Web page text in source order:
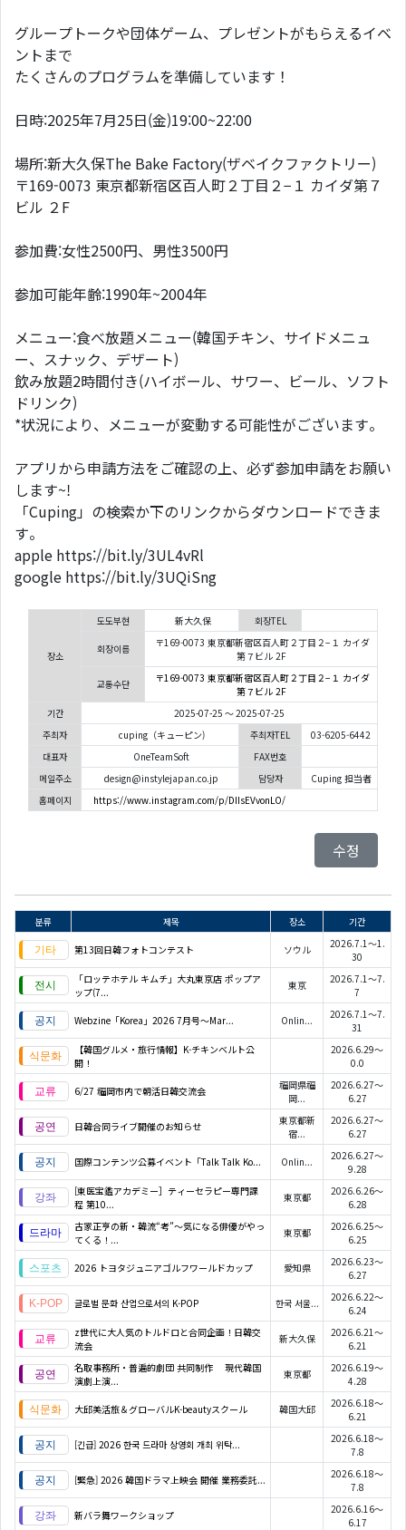
グループトークや団体ゲーム、プレゼントがもらえるイベ
ントまで
たくさんのプログラムを準備しています！
日時:2025年7月25日(金)19:00~22:00
場所:新大久保The Bake Factory(ザベイクファクトリー)
〒169-0073 東京都新宿区百人町２丁目２−１ カイダ第７
ビル ２F
参加費:女性2500円、男性3500円
参加可能年齢:1990年~2004年
メニュー:食べ放題メニュー(韓国チキン、サイドメニュ
ー、スナック、デザート)
飲み放題2時間付き(ハイボール、サワー、ビール、ソフト
ドリンク)
*状況により、メニューが変動する可能性がございます。
アプリから申請方法をご確認の上、必ず参加申請をお願い
します~!
「Cuping」の検索か下のリンクからダウンロードできま
す。
apple https://bit.ly/3UL4vRl
google https://bit.ly/3UQiSng
장소
도도부현 新大久保 회장TEL
회장이름
〒169-0073 東京都新宿区百人町２丁目２−１ カイダ
第７ビル 2F
교통수단
〒169-0073 東京都新宿区百人町２丁目２−１ カイダ
第７ビル 2F
기간
2025-07-25 ～ 2025-07-25
주최자
cuping（キューピン) 주최자TEL
03-6205-6442
대표자
OneTeamSoft
FAX번호
메일주소
design@instylejapan.co.jp 담당자
Cuping 担当者
홈페이지
https://www.instagram.com/p/DIIsEVvonLO/
수정
분류 제목 장소 기간
第13回日韓フォトコンテスト ソウル
2026.7.1～1.
30
「ロッテホテル キムチ」大丸東京店 ポップア
ップ(7...
東京
2026.7.1～7.
7
Webzine「Korea」2026 7月号～Mar... Onlin...
2026.7.1～7.
31
【韓国グルメ・旅行情報】K-チキンベルト公
開！
2026.6.29～
0.0
6/27 福岡市内で朝活日韓交流会
福岡県福
岡...
2026.6.27～
6.27
日韓合同ライブ開催のお知らせ
東京都新
宿...
2026.6.27～
6.27
国際コンテンツ公募イベント「Talk Talk Ko... Onlin...
2026.6.27～
9.28
[東医宝鑑アカデミー］ティーセラピー専門課
程 第10...
東京都
2026.6.26～
6.28
古家正亨の新・韓流“考”～気になる俳優がやっ
てくる！...
東京都
2026.6.25～
6.25
2026 トヨタジュニアゴルフワールドカップ 愛知県
2026.6.23～
6.27
글로벌 문화 산업으로서의 K-POP 한국 서울...
2026.6.22～
6.24
z世代に大人気のトルドロと合同企画！日韓交
流会
新大久保
2026.6.21～
6.21
名取事務所・普遍的劇団 共同制作 現代韓国
演劇上演...
東京都
2026.6.19～
4.28
大邱美活旅＆グローバルK-beautyスクール 韓国大邱
2026.6.18～
6.21
[긴급] 2026 한국 드라마 상영회 개최 위탁...
2026.6.18～
7.8
[緊急] 2026 韓国ドラマ上映会 開催 業務委託...
2026.6.18～
7.8
新バラ舞ワークショップ
2026.6.16～
6.17